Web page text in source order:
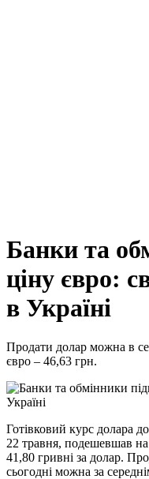
Банки та
ціну євро:
в Україні
Продати долар можна в
євро – 46,63 грн.
Готівковий курс долара
22 травня, подешевшав на
41,80 гривні за долар.
сьогодні можна за